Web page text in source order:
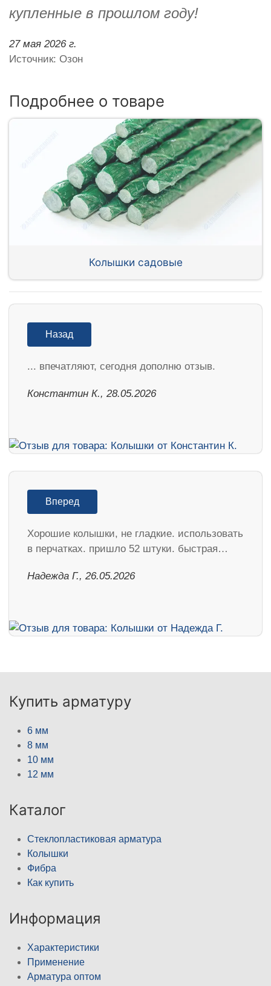
купленные в прошлом году!
27 мая 2026 г.
Источник: Озон
Подробнее о товаре
Колышки садовые
Назад
... впечатляют, сегодня дополню отзыв.
Константин К., 28.05.2026
Вперед
Хорошие колышки, не гладкие. использовать
в перчатках. пришло 52 штуки. быстрая…
Надежда Г., 26.05.2026
Купить арматуру
6 мм
8 мм
10 мм
12 мм
Каталог
Стеклопластиковая арматура
Колышки
Фибра
Как купить
Информация
Характеристики
Применение
Арматура оптом